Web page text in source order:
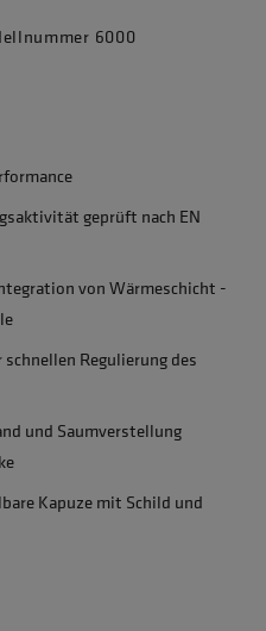
6000
geprüft nach EN
von Wärmeschicht -
Regulierung des
und Saumverstellung
Kapuze mit Schild und